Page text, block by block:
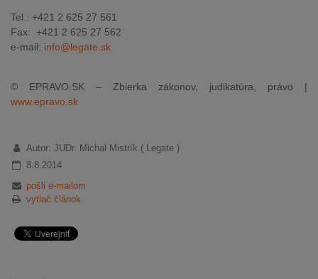
Tel.: +421 2 625 27 561
Fax: +421 2 625 27 562
e-mail: info@legate.sk
© EPRAVO.SK – Zbierka zákonov, judikatúra, právo |
www.epravo.sk
Autor: JUDr. Michal Mistrík ( Legate )
8.8.2014
pošli e-mailom
vytlač článok